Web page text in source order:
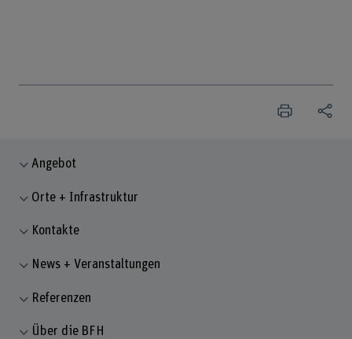
Angebot
Orte + Infrastruktur
Kontakte
News + Veranstaltungen
Referenzen
Über die BFH